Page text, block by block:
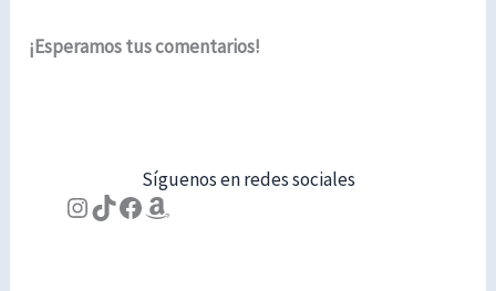
¡Esperamos tus comentarios!
Síguenos en redes sociales
Instagram
TikTok
Facebook
Amazon